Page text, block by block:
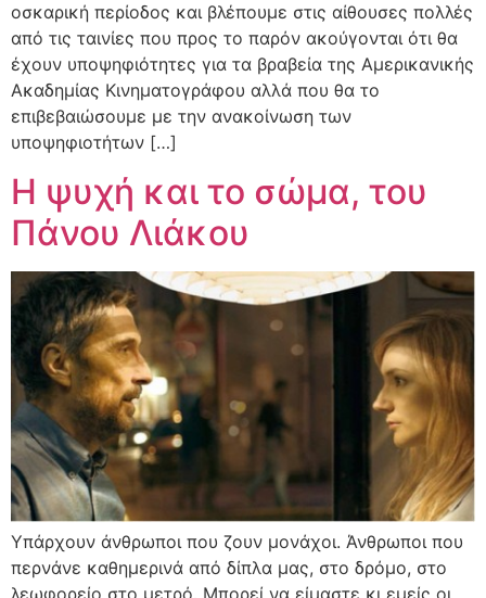
οσκαρική περίοδος και βλέπουμε στις αίθουσες πολλές
από τις ταινίες που προς το παρόν ακούγονται ότι θα
έχουν υποψηφιότητες για τα βραβεία της Αμερικανικής
Ακαδημίας Κινηματογράφου αλλά που θα το
επιβεβαιώσουμε με την ανακοίνωση των
υποψηφιοτήτων […]
H ψυχή και το σώμα, του
Πάνου Λιάκου
Υπάρχουν άνθρωποι που ζουν μονάχοι. Άνθρωποι που
περνάνε καθημερινά από δίπλα μας, στο δρόμο, στο
λεωφορείο στο μετρό. Μπορεί να είμαστε κι εμείς οι